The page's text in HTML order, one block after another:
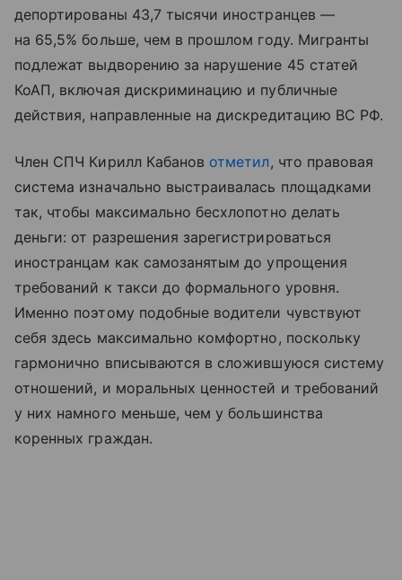
депортированы 43,7 тысячи иностранцев —
на 65,5% больше, чем в прошлом году. Мигранты
подлежат выдворению за нарушение 45 статей
КоАП, включая дискриминацию и публичные
действия, направленные на дискредитацию ВС РФ.
Член СПЧ Кирилл Кабанов отметил, что правовая
система изначально выстраивалась площадками
так, чтобы максимально бесхлопотно делать
деньги: от разрешения зарегистрироваться
иностранцам как самозанятым до упрощения
требований к такси до формального уровня.
Именно поэтому подобные водители чувствуют
себя здесь максимально комфортно, поскольку
гармонично вписываются в сложившуюся систему
отношений, и моральных ценностей и требований
у них намного меньше, чем у большинства
коренных граждан.